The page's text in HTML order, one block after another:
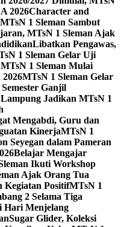
2026Character and
1 Sleman Sambut
MTsN 1 Sleman Ajak
Libatkan Pengawas,
1 Sleman Gelar Uji
1 Sleman Mulai
MTsN 1 Sleman Gelar
Ganjil
Jadikan MTsN 1
Mengabdi, Guru dan
KinerjaMTsN 1
Seyegan dalam Pameran
Belajar Mengajar
Ikuti Workshop
Ajak Orang Tua
Kegiatan PositifMTsN 1
2 Selama Tiga
Hari Menjelang
Sugar Glider, Koleksi